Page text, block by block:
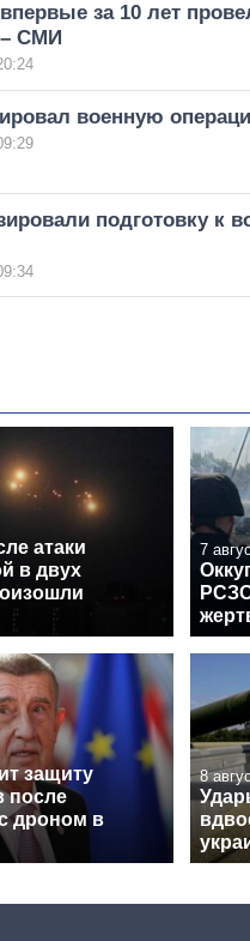
за 10 лет
СМИ
военную
подготовку к
атаки
в двух
7
защиту
после
дроном в
8